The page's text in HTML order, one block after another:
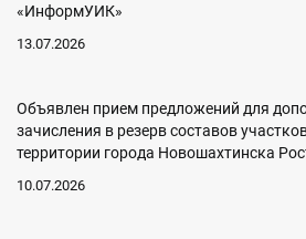
«ИнформУИК»
13.07.2026
Объявлен прием предложений для
зачисления в резерв составов
территории города Новошахтинска
10.07.2026